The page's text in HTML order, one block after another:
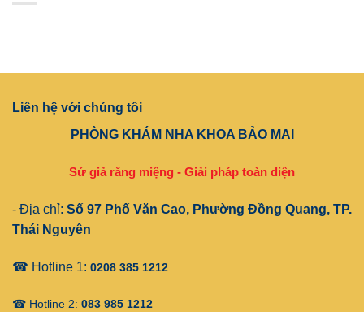
Liên hệ với chúng tôi
PHÒNG KHÁM NHA KHOA BẢO MAI
Sứ giả răng miệng - Giải pháp toàn diện
- Địa chỉ: Số 97 Phố Văn Cao, Phường Đồng Quang, TP.
Thái Nguyên
☎ Hotline 1: 0208 385 1212
☎ Hotline 2: 083 985 1212